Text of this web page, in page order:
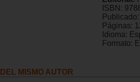
ISBN:
Publicado:
Páginas:
Idioma:
Formato:
DEL MISMO AUTOR